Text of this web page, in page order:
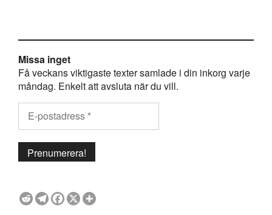
Missa inget
Få veckans viktigaste texter samlade i din inkorg varje
måndag. Enkelt att avsluta när du vill.